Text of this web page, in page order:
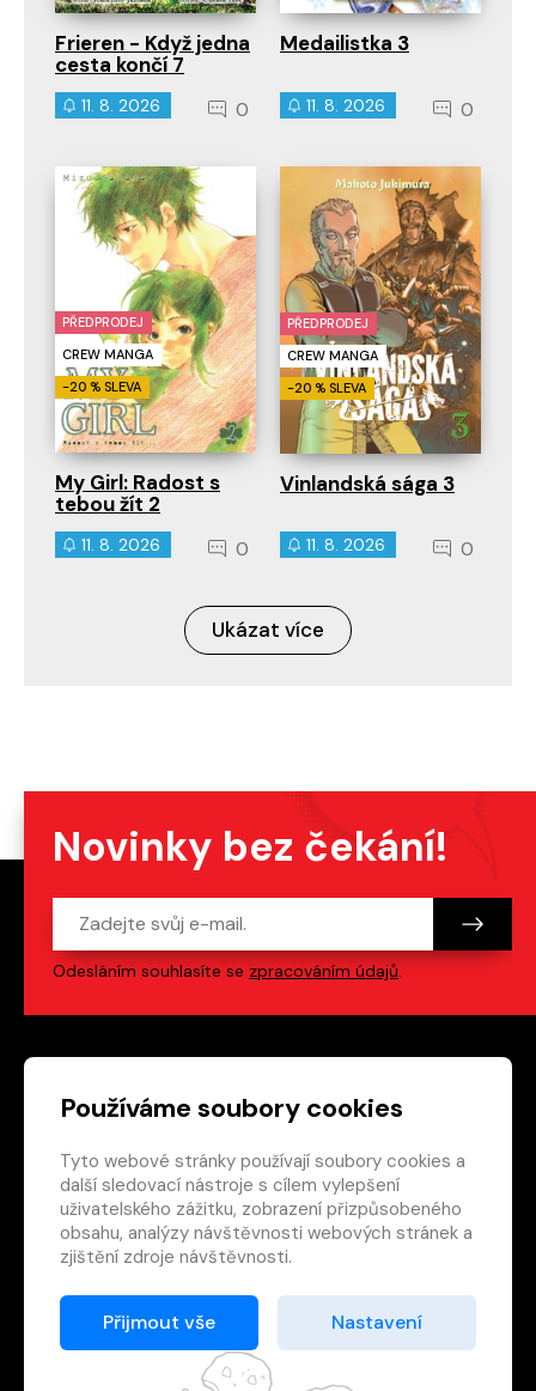
Používáme soubory cookies
Tyto webové stránky používají soubory cookies a
další sledovací nástroje s cílem vylepšení
uživatelského zážitku, zobrazení přizpůsobeného
obsahu, analýzy návštěvnosti webových stránek a
zjištění zdroje návštěvnosti.
Přijmout vše Nastavení
Frieren - Když jedna
cesta končí 7
11. 8. 2026 0
Medailistka 3
11. 8. 2026 0
PŘEDPRODEJ
CREW MANGA
-20 % SLEVA
My Girl: Radost s
tebou žít 2
11. 8. 2026 0
PŘEDPRODEJ
CREW MANGA
-20 % SLEVA
Vinlandská sága 3
11. 8. 2026 0
Ukázat více
Novinky bez čekání!
Odesláním souhlasíte se zpracováním údajů.
Patička webu Odkazy na sociální
Vedlejší navigace
redakce@crew.cz
Ochrana soukromí
Nastavení cookies
E-shop
© 2026 Nakladatelství CREW s.r.o. Všechna práva